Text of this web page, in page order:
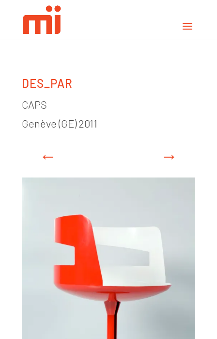
DES_PAR
CAPS
Genève (GE) 2011
← →